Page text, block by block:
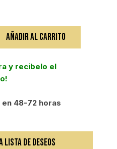
AÑADIR AL CARRITO
y recibelo el
en 48-72 horas
LISTA DE DESEOS